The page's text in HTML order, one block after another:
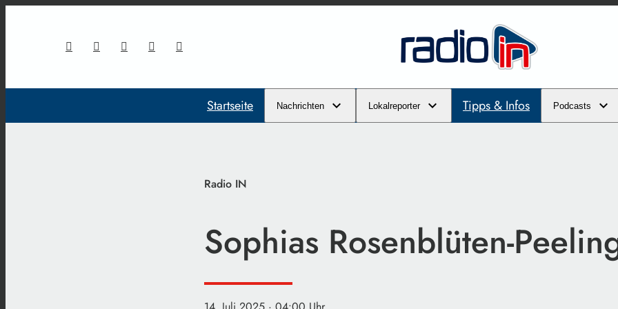
Startseite Nachrichten Lokalreporter Tipps & Infos Podcasts
Radio IN
Sophias Rosenblüten-